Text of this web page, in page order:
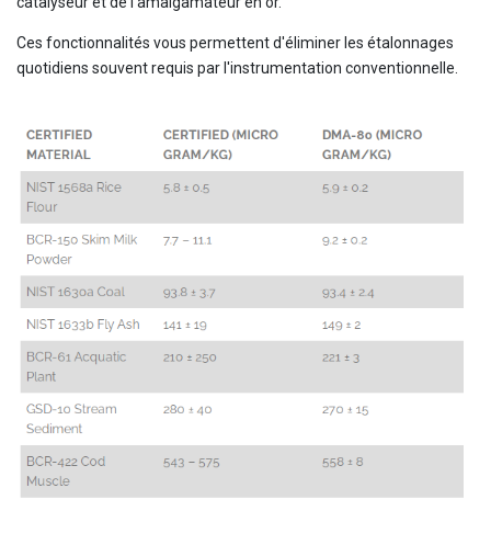
Ces fonctionnalités vous permettent d'éliminer les étalonnages
quotidiens souvent requis par l'instrumentation conventionnelle.